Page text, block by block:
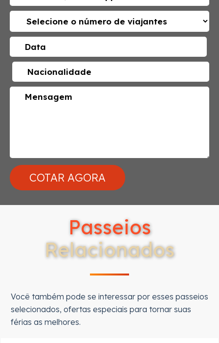
Passeios
Relacionados
Você também pode se interessar por esses passeios
selecionados, ofertas especiais para tornar suas
férias as melhores.